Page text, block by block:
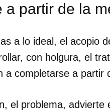
a partir de la
a lo ideal, el acopio
con holgura, el
a completarse a partir
el problema,